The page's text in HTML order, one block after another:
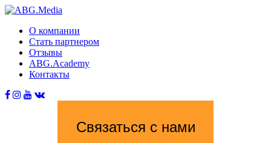
О компании
Стать партнером
Отзывы
ABG.Academy
Контакты
Связаться с нами